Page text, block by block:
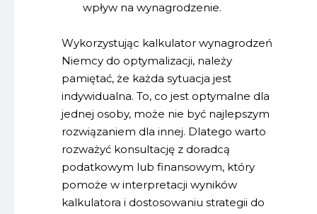
wpływ na wynagrodzenie.
Wykorzystując kalkulator wynagrodzeń
Niemcy do optymalizacji, należy
pamiętać, że każda sytuacja jest
indywidualna. To, co jest optymalne dla
jednej osoby, może nie być najlepszym
rozwiązaniem dla innej. Dlatego warto
rozważyć konsultację z doradcą
podatkowym lub finansowym, który
pomoże w interpretacji wyników
kalkulatora i dostosowaniu strategii do